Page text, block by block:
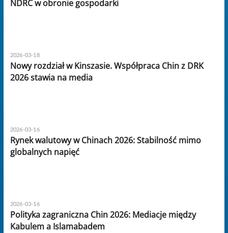
NDRC w obronie gospodarki
2026-03-18
Nowy rozdział w Kinszasie. Współpraca Chin z DRK
2026 stawia na media
2026-03-16
Rynek walutowy w Chinach 2026: Stabilność mimo
globalnych napięć
2026-03-16
Polityka zagraniczna Chin 2026: Mediacje między
Kabulem a Islamabadem